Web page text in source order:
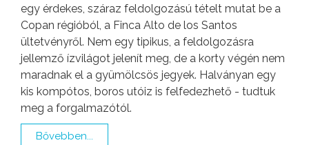
egy érdekes, száraz feldolgozású tételt mutat be a
Copan régióból, a Finca Alto de los Santos
ültetvényről. Nem egy tipikus, a feldolgozásra
jellemző ízvilágot jelenít meg, de a korty végén nem
maradnak el a gyümölcsös jegyek. Halványan egy
kis kompótos, boros utóiz is felfedezhető - tudtuk
meg a forgalmazótól.
Bővebben...